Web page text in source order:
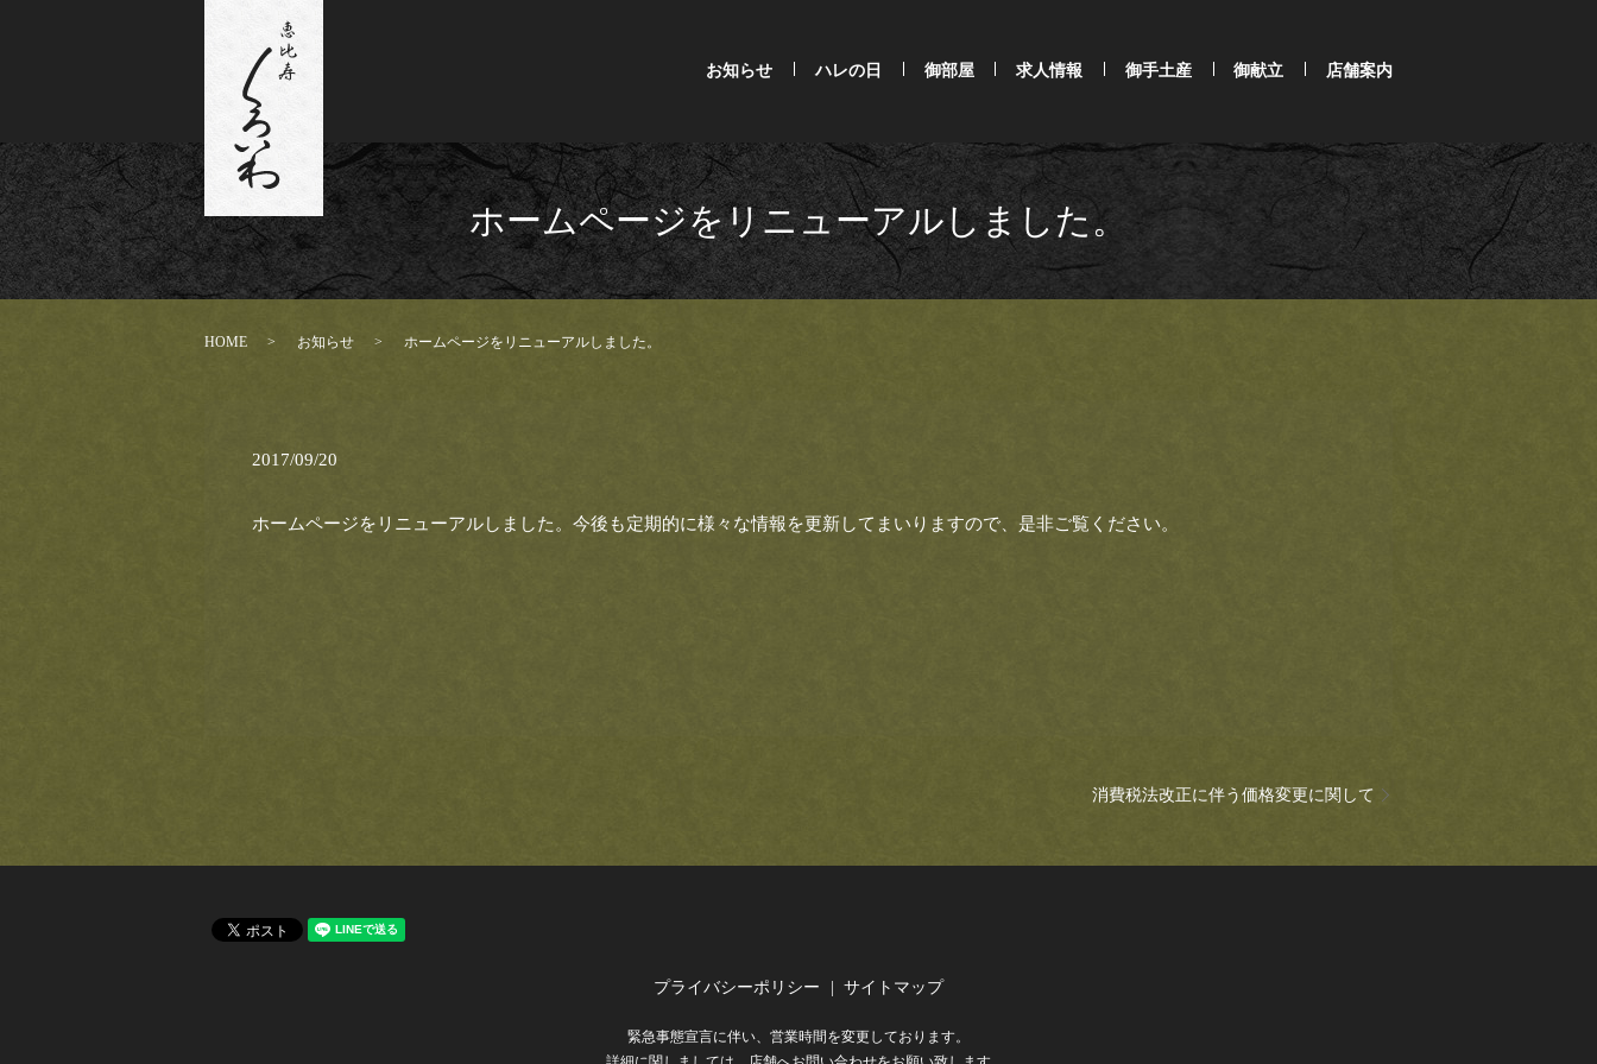
お知らせ ハレの日 御部屋 求人情報 御手土産 御献立 店舗案内
ホームページをリニューアルしました。
HOME お知らせ ホームページをリニューアルしました。
2017/09/20
ホームページをリニューアルしました。今後も定期的に様々な情報を更新してまいりますので、是非ご覧ください。
消費税法改正に伴う価格変更に関して
プライバシーポリシー サイトマップ
緊急事態宣言に伴い、営業時間を変更しております。